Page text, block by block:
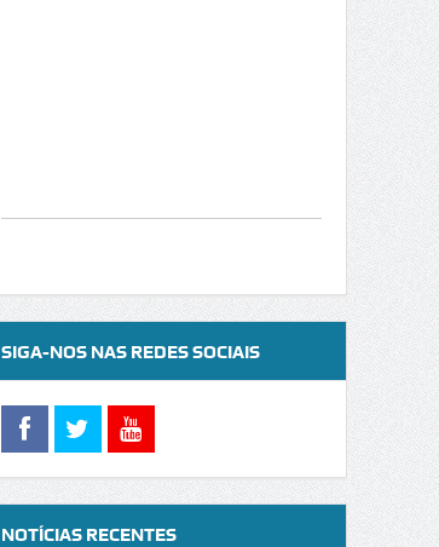
SIGA-NOS NAS REDES SOCIAIS
NOTÍCIAS RECENTES